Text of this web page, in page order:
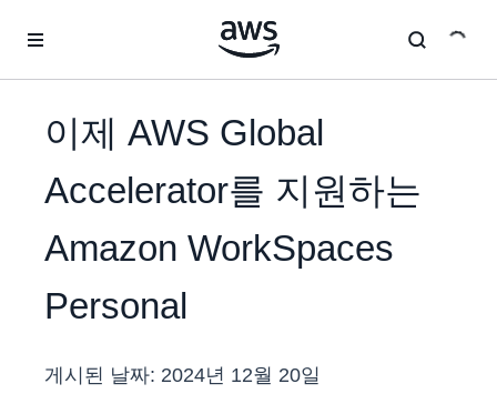
이제 AWS Global
Accelerator를 지원하는
Amazon WorkSpaces
Personal
게시된 날짜: 2024년 12월 20일